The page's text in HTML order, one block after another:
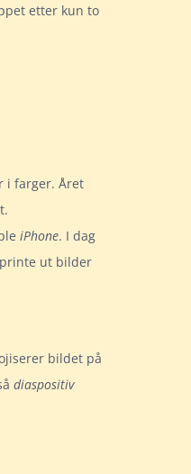
etter kun to
i farger. Året
iPhone. I dag
ut bilder
bildet på
diaspositiv